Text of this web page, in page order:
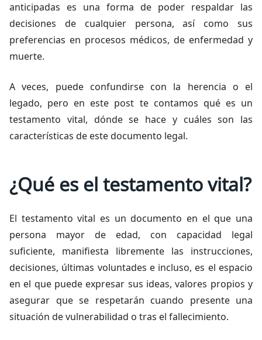
anticipadas es una forma de poder respaldar las
decisiones de cualquier persona, así como sus
preferencias en procesos médicos, de enfermedad y
muerte.
A veces, puede confundirse con la herencia o el
legado, pero en este post te contamos qué es un
testamento vital, dónde se hace y cuáles son las
características de este documento legal.
¿Qué es el testamento vital?
El testamento vital es un documento en el que una
persona mayor de edad, con capacidad legal
suficiente, manifiesta libremente las instrucciones,
decisiones, últimas voluntades e incluso, es el espacio
en el que puede expresar sus ideas, valores propios y
asegurar que se respetarán cuando presente una
situación de vulnerabilidad o tras el fallecimiento.